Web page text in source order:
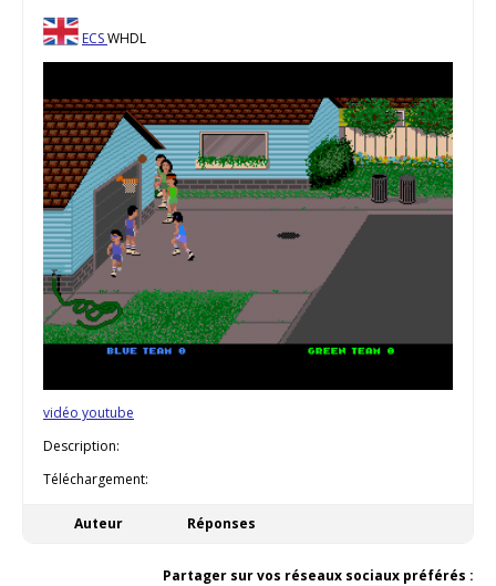
ECSWHDL
vidéo youtube
Description:
Téléchargement:
Auteur Réponses
Partager sur vos réseaux sociaux préférés :